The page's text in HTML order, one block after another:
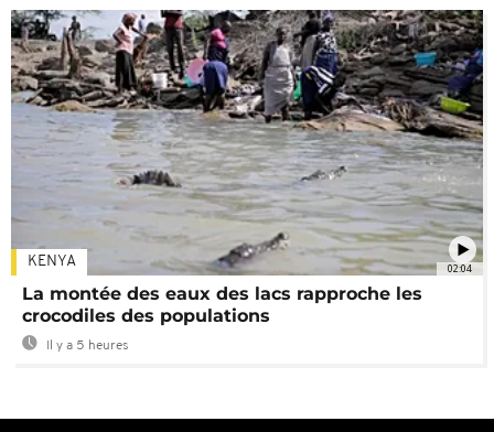
02:04
KENYA
La montée des eaux des lacs rapproche les
crocodiles des populations
Il y a 5 heures